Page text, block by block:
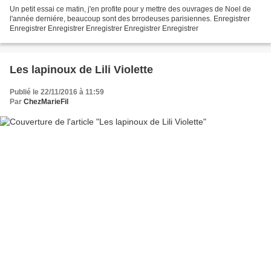
Un petit essai ce matin, j'en profite pour y mettre des ouvrages de Noel de
l'année derniére, beaucoup sont des brrodeuses parisiennes. Enregistrer
Enregistrer Enregistrer Enregistrer Enregistrer Enregistrer
Les lapinoux de Lili Violette
Publié le 22/11/2016 à 11:59
Par ChezMarieFil